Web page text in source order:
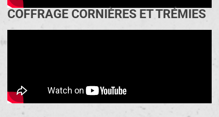
COFFRAGE CORNIÈRES ET TRÉMIES